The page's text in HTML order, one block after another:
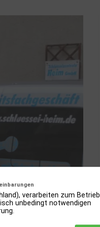
verarbeiten zum Betrieb
unbedingt notwendigen